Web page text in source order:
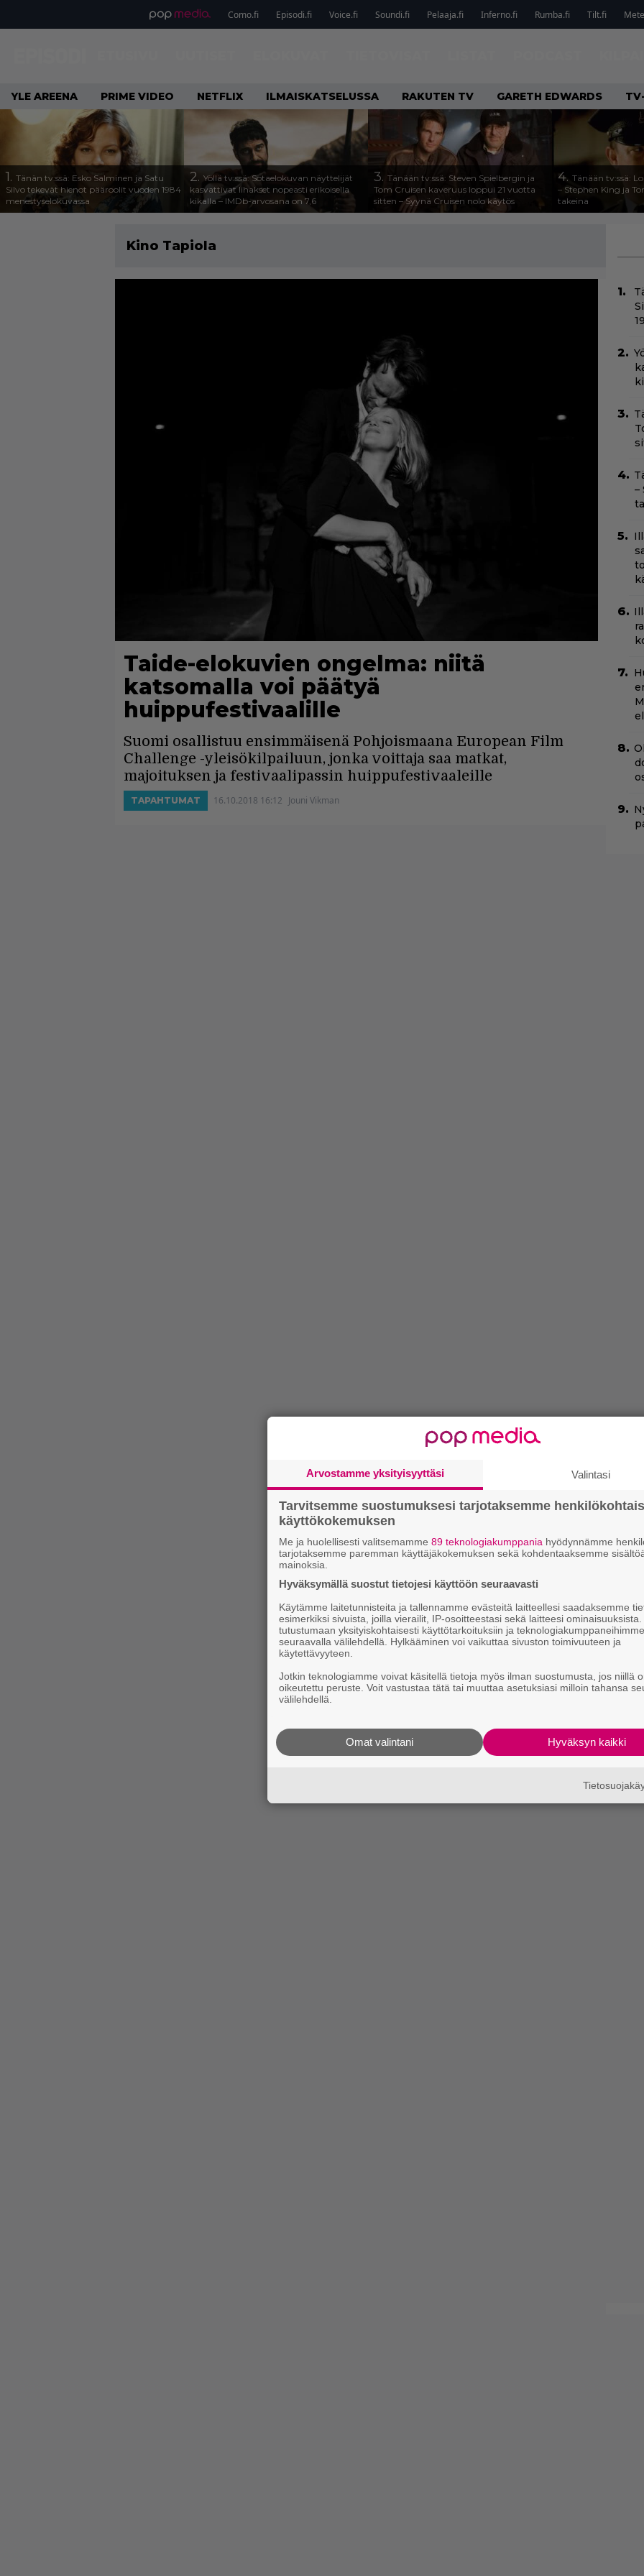
Como.fi Episodi.fi Voice.fi Soundi.fi Pelaaja.fi Inferno.fi Rumba.fi Tilt.fi
YLE AREENA PRIME VIDEO NETFLIX ILMAISKATSELUSSA RAKUTEN TV GARETH EDWARDS
1. Tänän tv:ssä: Esko Salminen ja Satu
Silvo tekevät hienot pääroolit vuoden 1984
menestyselokuvassa
2. Yöllä tv:ssä: Sotaelokuvan näyttelijät
kasvattivat lihakset nopeasti erikoisella
kikalla – IMDb-arvosana on 7,6
3. Tänään tv:ssä: Steven Spielbergin ja
Tom Cruisen kaveruus loppui 21 vuotta
sitten – Syynä Cruisen nolo käytös
4. Tänään tv:ssä:
– Stephen King ja
takeina
Kino Tapiola
Taide-elokuvien ongelma: niitä
katsomalla voi päätyä
huippufestivaalille
Suomi osallistuu ensimmäisenä Pohjoismaana European Film
Challenge -yleisökilpailuun, jonka voittaja saa matkat,
majoituksen ja festivaalipassin huippufestivaaleille
TAPAHTUMAT 16.10.2018 16:12 Jouni Vikman
–
Arvostamme yksityisyyttäsi Valintasi
Tarvitsemme suostumuksesi tarjotaksemme
käyttökokemuksen
Me ja huolellisesti valitsemamme 89 teknologiakumppania hyödynnämme
tarjotaksemme paremman käyttäjäkokemuksen sekä kohdentaaksemme
mainoksia.
Hyväksymällä suostut tietojesi käyttöön seuraavasti
Käytämme laitetunnisteita ja tallennamme evästeitä laitteellesi saadaksemme
esimerkiksi sivuista, joilla vierailit, IP-osoitteestasi sekä laitteesi
tutustumaan yksityiskohtaisesti käyttötarkoituksiin ja teknologiakumppaneihimme
seuraavalla välilehdellä. Hylkääminen voi vaikuttaa sivuston toimivuuteen ja
käytettävyyteen.
Jotkin teknologiamme voivat käsitellä tietoja myös ilman suostumusta, jos niillä
oikeutettu peruste. Voit vastustaa tätä tai muuttaa asetuksiasi milloin tahansa
välilehdellä.
Hyväksyn kaikki
Omat valintani